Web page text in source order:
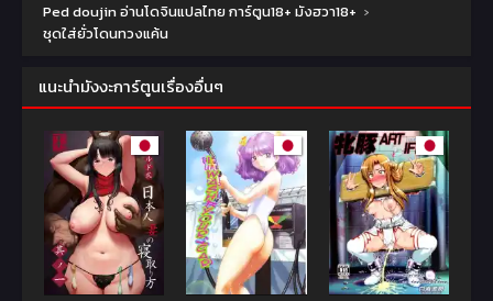
Ped doujin อ่านโดจินแปลไทย การ์ตูน18+ มังฮวา18+ ›
ชุดใส่ยั่วโดนทวงแค้น
แนะนำมังงะการ์ตูนเรื่องอื่นๆ